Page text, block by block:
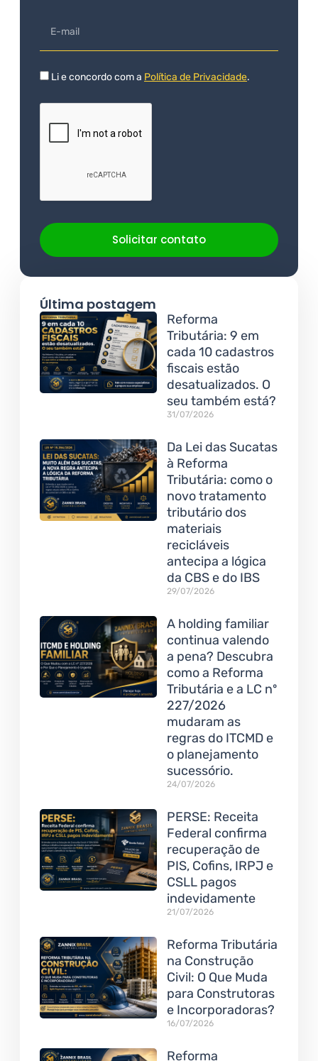
Li e concordo com a Política de Privacidade.
Solicitar contato
Última postagem
Reforma
Tributária: 9 em
cada 10 cadastros
fiscais estão
desatualizados. O
seu também está?
31/07/2026
Da Lei das Sucatas
à Reforma
Tributária: como o
novo tratamento
tributário dos
materiais
recicláveis
antecipa a lógica
da CBS e do IBS
29/07/2026
A holding familiar
continua valendo
a pena? Descubra
como a Reforma
Tributária e a LC nº
227/2026
mudaram as
regras do ITCMD e
o planejamento
sucessório.
24/07/2026
PERSE: Receita
Federal confirma
recuperação de
PIS, Cofins, IRPJ e
CSLL pagos
indevidamente
21/07/2026
Reforma Tributária
na Construção
Civil: O Que Muda
para Construtoras
e Incorporadoras?
16/07/2026
Reforma